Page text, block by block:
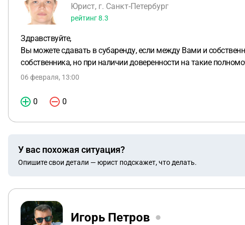
Юрист, г. Санкт-Петербург
рейтинг8.3
Здравствуйте,
Вы можете сдавать в субаренду, если между Вами и
собственника, но при наличии доверенности на такие
06 февраля, 13:00
0 0
У вас похожая ситуация?
Опишите свои детали — юрист подскажет, что делать.
Игорь Петров